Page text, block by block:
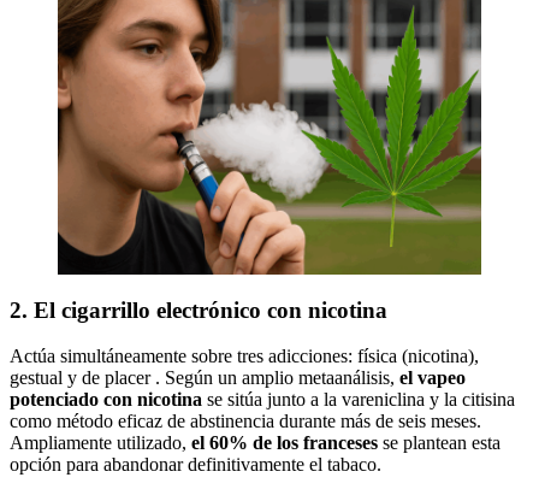
2. El cigarrillo electrónico con nicotina
Actúa simultáneamente sobre tres adicciones: física (nicotina),
gestual y de placer . Según un amplio metaanálisis, el vapeo
potenciado con nicotina se sitúa junto a la vareniclina y la citisina
como método eficaz de abstinencia durante más de seis meses.
Ampliamente utilizado, el 60% de los franceses se plantean esta
opción para abandonar definitivamente el tabaco.